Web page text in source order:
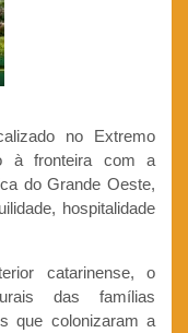
no Extremo
à fronteira com a
do Grande Oeste,
hospitalidade
catarinense, o
das famílias
que colonizaram a